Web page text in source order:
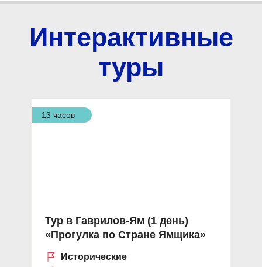
Интерактивные
туры
13 часов
Тур в Гаврилов-Ям (1 день)
«Прогулка по Стране Ямщика»
Исторические